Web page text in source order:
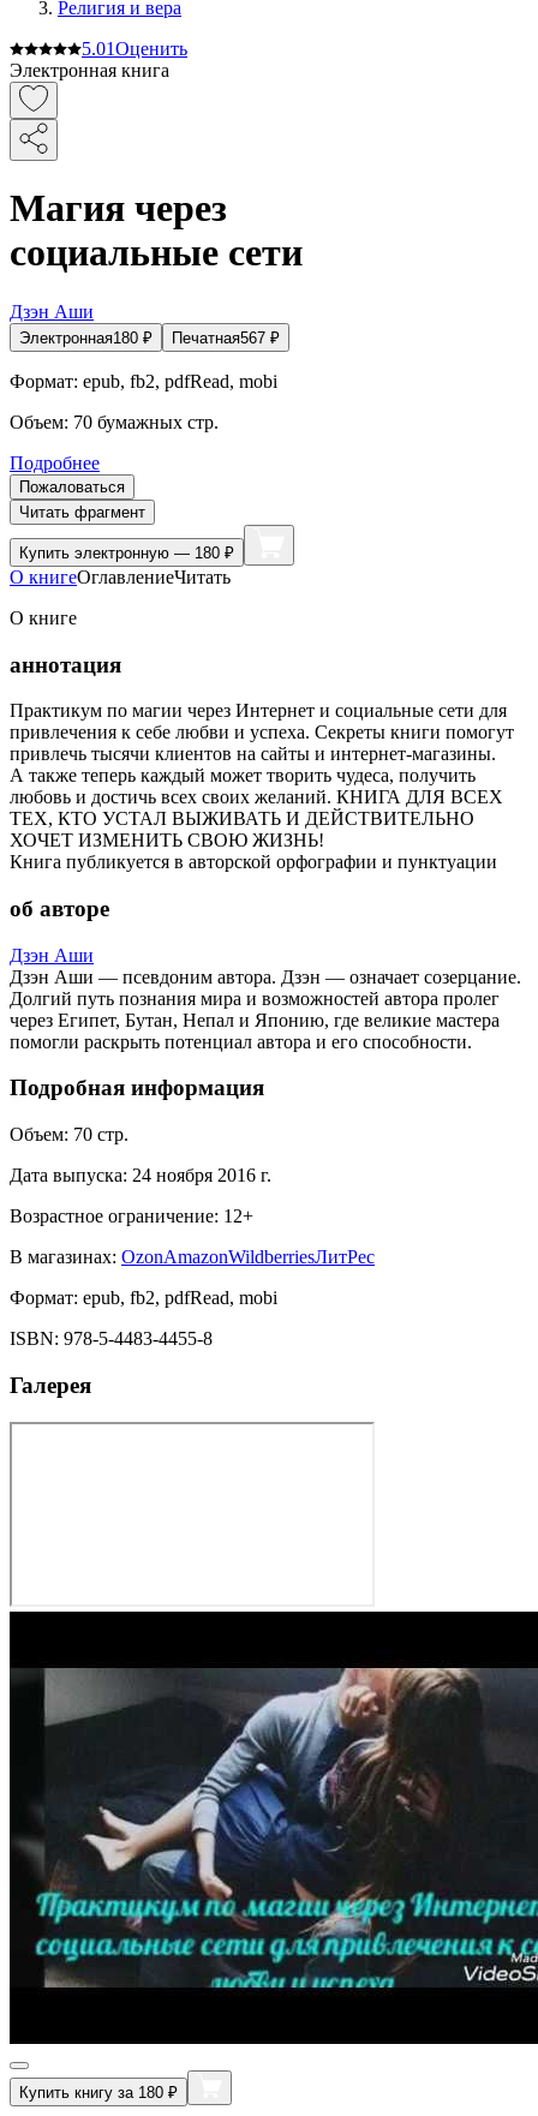
Религия и вера
5.01Оценить
Электронная книга
Магия через
социальные сети
Дзэн Аши
Электронная180 ₽ Печатная567 ₽
Формат: epub, fb2, pdfRead, mobi
Объем: 70 бумажных стр.
Подробнее
Пожаловаться
Читать фрагмент
Купить электронную — 180 ₽
О книгеОглавлениеЧитать
О книге
аннотация
Практикум по магии через Интернет и социальные сети для
привлечения к себе любви и успеха. Секреты книги помогут
привлечь тысячи клиентов на сайты и интернет-магазины.
А также теперь каждый может творить чудеса, получить
любовь и достичь всех своих желаний. КНИГА ДЛЯ ВСЕХ
ТЕХ, КТО УСТАЛ ВЫЖИВАТЬ И ДЕЙСТВИТЕЛЬНО
ХОЧЕТ ИЗМЕНИТЬ СВОЮ ЖИЗНЬ!
Книга публикуется в авторской орфографии и пунктуации
об авторе
Дзэн Аши
Дзэн Аши — псевдоним автора. Дзэн — означает созерцание.
Долгий путь познания мира и возможностей автора пролег
через Египет, Бутан, Непал и Японию, где великие мастера
помогли раскрыть потенциал автора и его способности.
Подробная информация
Объем: 70 стр.
Дата выпуска: 24 ноября 2016 г.
Возрастное ограничение: 12+
В магазинах: OzonAmazonWildberriesЛитРес
Формат: epub, fb2, pdfRead, mobi
ISBN: 978-5-4483-4455-8
Галерея
Купить книгу за 180 ₽